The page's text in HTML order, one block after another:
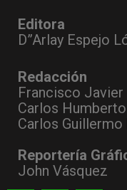
Editora
D”Arlay Espejo
Redacción
Francisco
Carlos
Carlos
Reportería
John Vásquez